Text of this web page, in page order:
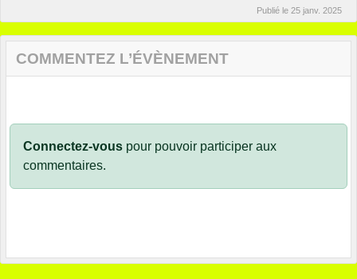
Publié le 25 janv. 2025
COMMENTEZ L’ÉVÈNEMENT
Connectez-vous pour pouvoir participer aux
commentaires.